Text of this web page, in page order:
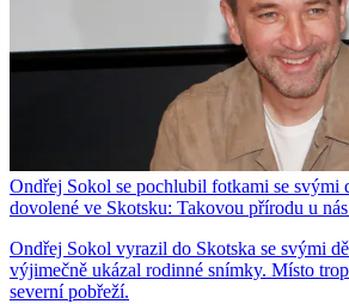
Ondřej Sokol se pochlubil fotkami se svými
dovolené ve Skotsku: Takovou přírodu u
Ondřej Sokol vyrazil do Skotska se svými
výjimečně ukázal rodinné snímky. Místo
severní pobřeží.